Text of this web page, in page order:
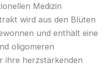
Medizin
wird aus den Blüten
und enthält eine
oligomeren
ihre herzstärkenden